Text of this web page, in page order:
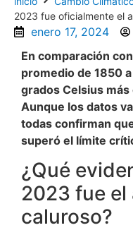
2023 fue oficialmente el
enero 17, 2024
En comparación
promedio de 1850
grados Celsius
Aunque los datos
todas confirman
superó el límite
¿Qué
2023 fue el
caluroso?